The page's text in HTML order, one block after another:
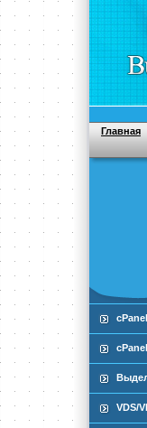
Главная
VDS/